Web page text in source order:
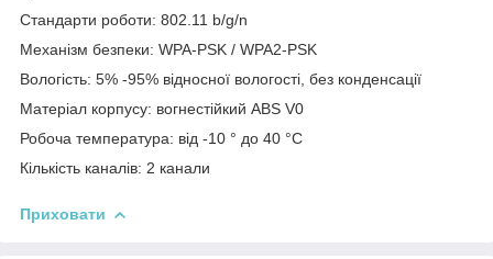
Стандарти роботи: 802.11 b/g/n
Механізм безпеки: WPA-PSK / WPA2-PSK
Вологість: 5% -95% відносної вологості, без конденсації
Матеріал корпусу: вогнестійкий ABS V0
Робоча температура: від -10 ° до 40 °C
Кількість каналів: 2 канали
Приховати